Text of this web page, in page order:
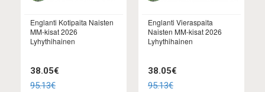
Englanti Kotipaita Naisten
MM-kisat 2026
Lyhythihainen
38.05€
95.13€
Englanti Vieraspaita
Naisten MM-kisat 2026
Lyhythihainen
38.05€
95.13€